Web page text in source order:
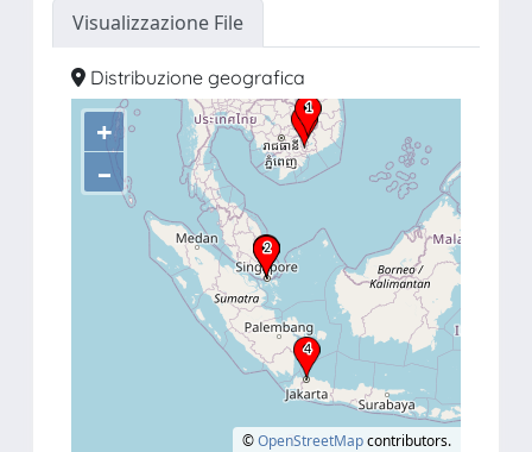
Visualizzazione File
Distribuzione geografica
+
–
©OpenStreetMapcontributors.